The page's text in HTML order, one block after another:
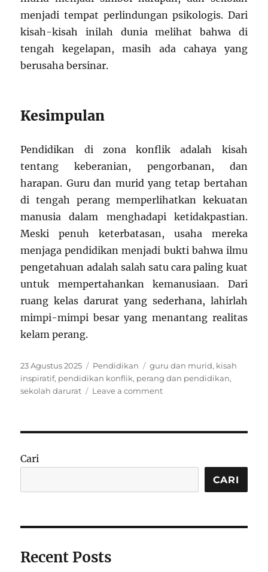
menjadi tempat perlindungan psikologis. Dari
kisah-kisah inilah dunia melihat bahwa di
tengah kegelapan, masih ada cahaya yang
berusaha bersinar.
Kesimpulan
Pendidikan di zona konflik adalah kisah
tentang keberanian, pengorbanan, dan
harapan. Guru dan murid yang tetap bertahan
di tengah perang memperlihatkan kekuatan
manusia dalam menghadapi ketidakpastian.
Meski penuh keterbatasan, usaha mereka
menjaga pendidikan menjadi bukti bahwa ilmu
pengetahuan adalah salah satu cara paling kuat
untuk mempertahankan kemanusiaan. Dari
ruang kelas darurat yang sederhana, lahirlah
mimpi-mimpi besar yang menantang realitas
kelam perang.
Posted
on
23 Agustus 2025 Categories
Pendidikan Tags
guru dan murid, kisah
inspiratif, pendidikan konflik, perang dan pendidikan,
sekolah darurat
Leave a commenton
Guru
Murid
di
Cari
CARI
Recent Posts